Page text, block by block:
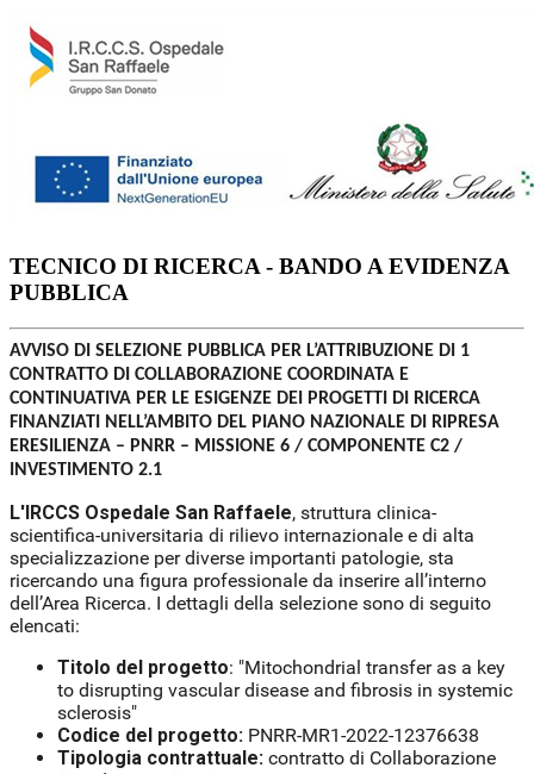
TECNICO DI RICERCA - BANDO A EVIDENZA
PUBBLICA
AVVISO DI SELEZIONE PUBBLICA PER L’ATTRIBUZIONE DI 1
CONTRATTO DI COLLABORAZIONE COORDINATA E
CONTINUATIVA PER LE ESIGENZE DEI PROGETTI DI RICERCA
FINANZIATI NELL’AMBITO DEL PIANO NAZIONALE DI RIPRESA
ERESILIENZA – PNRR – MISSIONE 6 / COMPONENTE C2 /
INVESTIMENTO 2.1
L'IRCCS Ospedale San Raffaele, struttura clinica-
scientifica-universitaria di rilievo internazionale e di alta
specializzazione per diverse importanti patologie, sta
ricercando una figura professionale da inserire all’interno
dell’Area Ricerca. I dettagli della selezione sono di seguito
elencati:
Titolo del progetto: "Mitochondrial transfer as a key
to disrupting vascular disease and fibrosis in systemic
sclerosis"
Codice del progetto: PNRR-MR1-2022-12376638
Tipologia contrattuale: contratto di Collaborazione